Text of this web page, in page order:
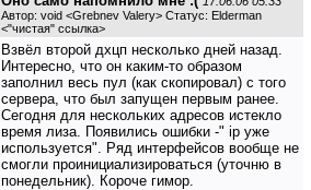
Автор: void <Grebnev Valery> Статус: Elderman
<"чистая" ссылка>
Взвёл второй дхцп несколько дней назад.
Интересно, что он каким-то образом
заполнил весь пул (как скопировал) с того
сервера, что был запущен первым ранее.
Сегодня для нескольких адресов истекло
время лиза. Появились ошибки -" ip уже
используется". Ряд интерфейсов вообще не
смогли проинициализироваться (уточню в
понедельник). Короче гимор.